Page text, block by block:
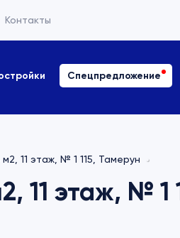
Контакты
Спецпредложение
11 этаж, № 1 115, Тамерун
11 этаж, № 1